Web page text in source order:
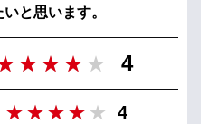
と思います。
4
4